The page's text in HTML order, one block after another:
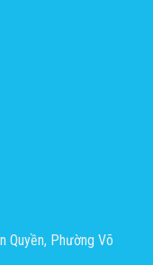
Quyền, Phường Võ